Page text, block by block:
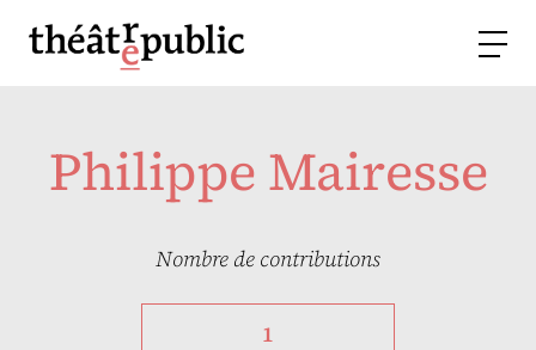
Philippe Mairesse
Nombre de contributions
1